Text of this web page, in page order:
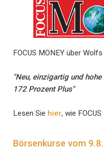
FOCUS MONEY über
"Neu, einzigartig und
172 Prozent Plus"
Lesen Sie hier, wie
Börsenkurse vom